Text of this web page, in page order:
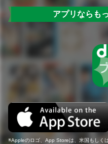
アプリならも
Appleのロゴ、App Storeは、米国もしく